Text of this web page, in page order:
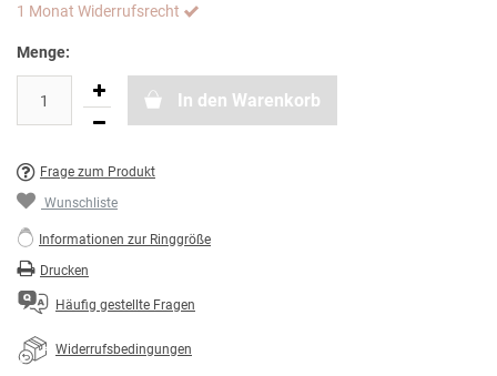
1 Monat Widerrufsrecht
Menge:
In den Warenkorb
Frage zum Produkt
Wunschliste
Informationen zur Ringgröße
Drucken
Häufig gestellte Fragen
Widerrufsbedingungen